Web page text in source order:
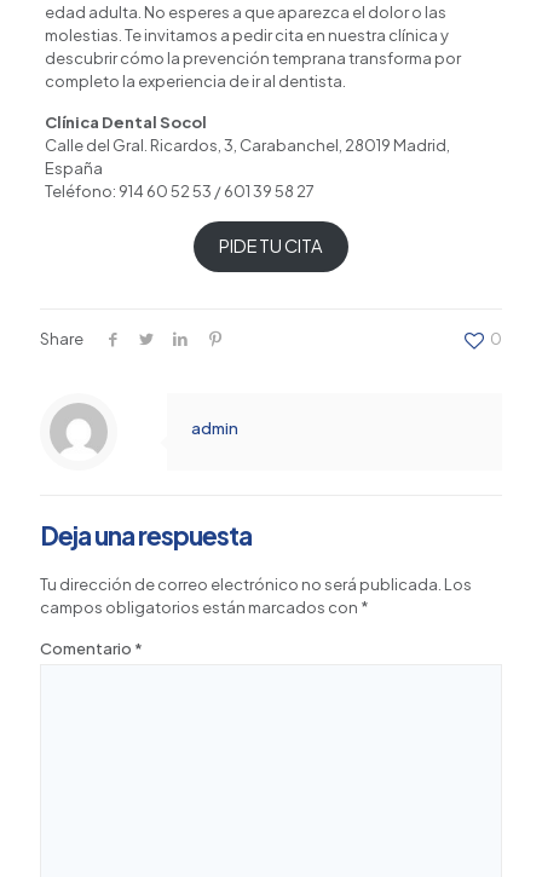
edad adulta. No esperes a que aparezca el dolor o las
molestias. Te invitamos a pedir cita en nuestra clínicay
descubrir cómo la prevención temprana transforma por
completo la experiencia de ir al dentista.
Clínica Dental Socol
Calle del Gral. Ricardos, 3, Carabanchel, 28019 Madrid,
España
Teléfono: 914 60 52 53 / 601 39 58 27
PIDE TU CITA
Share 0
admin
Deja una respuesta
Tu dirección de correo electrónico no será publicada. Los
campos obligatorios están marcados con *
Comentario *